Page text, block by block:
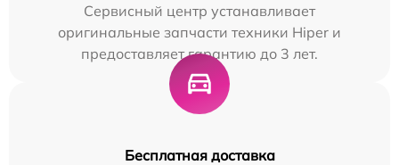
Сервисный центр устанавливает
оригинальные запчасти техники Hiper и
предоставляет гарантию до 3 лет.
Бесплатная доставка